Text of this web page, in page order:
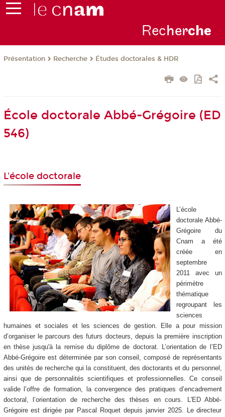
Recherche
Présentation Recherche Études doctorales & HDR
École doctorale Abbé-Grégoire (ED
546)
L'école doctorale
L’école
doctorale Abbé-
Grégoire du
Cnam a été
créée en
septembre
2011 avec un
périmètre
thématique
regroupant les
sciences
humaines et sociales et les sciences de gestion. Elle a pour mission
d’organiser le parcours des futurs docteurs, depuis la première inscription
en thèse jusqu'à la remise du diplôme de doctorat. L’orientation de l’ED
Abbé-Grégoire est déterminée par son conseil, composé de représentants
des unités de recherche qui la constituent, des doctorants et du personnel,
ainsi que de personnalités scientifiques et professionnelles. Ce conseil
valide l’offre de formation, la convergence des pratiques d’encadrement
doctoral, l’orientation de recherche des thèses en cours. L'ED Abbé-
Grégoire est dirigée par Pascal Roquet depuis janvier 2025. Le directeur